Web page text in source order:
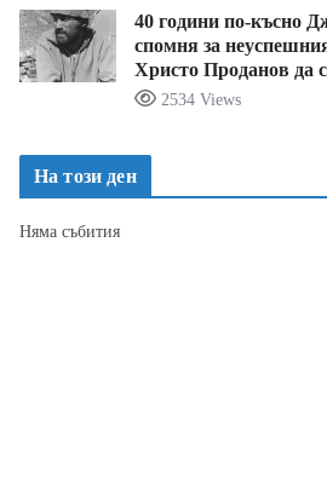
40 години по-късно
спомня за
Христо Проданов да
2534 Views
На този ден
Няма събития